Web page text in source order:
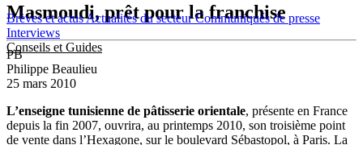
Brèves et actusActualités du secteurCommuniqués de presse
Interviews
Conseils et Guides
Masmoudi, prêt pour la franchise
PB
Philippe Beaulieu
25 mars 2010
L’enseigne tunisienne de pâtisserie orientale, présente en France
depuis la fin 2007, ouvrira, au printemps 2010, son troisième point
de vente dans l’Hexagone, sur le boulevard Sébastopol, à Paris. La